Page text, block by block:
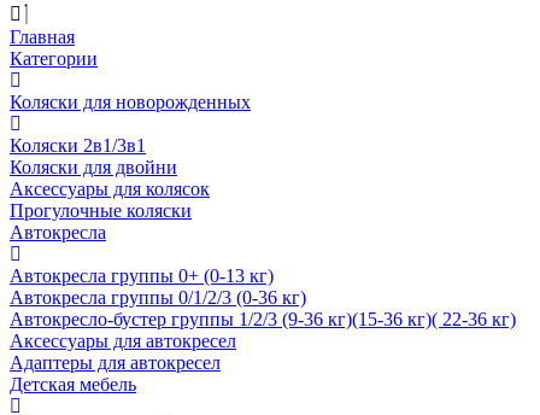
Главная
Категории
Коляски для новорожденных
Коляски 2в1/3в1
Коляски для двойни
Аксессуары для колясок
Прогулочные коляски
Автокресла
Автокресла группы 0+ (0-13 кг)
Автокресла группы 0/1/2/3 (0-36 кг)
Автокресло-бустер группы 1/2/3 (9-36 кг)(15-36 кг)( 22-36 кг)
Аксессуары для автокресел
Адаптеры для автокресел
Детская мебель